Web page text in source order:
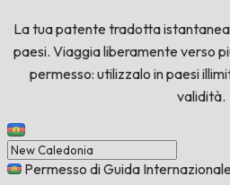
La tua patente tradotta
paesi. Viaggia liberamente verso
permesso: utilizzalo in paesi
validità.
Permesso di Guida